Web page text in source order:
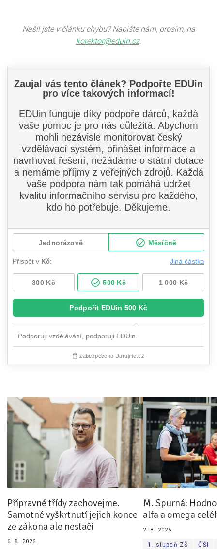
Našli jste v článku chybu? Napište nám, prosím, na
korektor@eduin.cz.
Přípravné třídy zachovejme.
Samotné vyškrtnutí jejich konce
ze zákona ale nestačí
6. 8. 2026
M. Spurná:
alfa a omega
2. 8. 2026
1. stupeň ZŠ ČŠI